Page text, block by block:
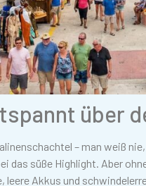
über
– man weiß
das süße Highlight. Aber
Akkus und